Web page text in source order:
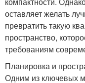
оставляет желать
превратить такую
пространство,
требованиям
Планировка и
Одним из ключевых